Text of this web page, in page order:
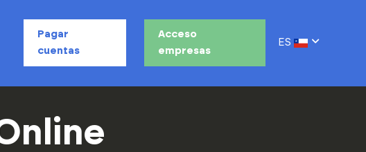
Pagar
cuentas
Acceso
empresas
ES